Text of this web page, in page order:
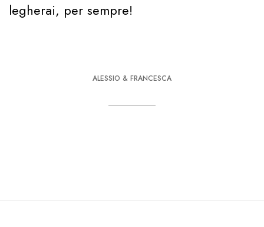
legherai, per sempre!
ALESSIO & FRANCESCA